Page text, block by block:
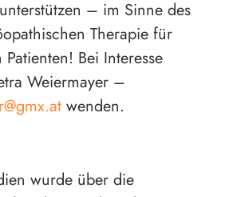
– im Sinne des
Therapie für
Bei Interesse
Weiermayer –
wenden.
wurde über die